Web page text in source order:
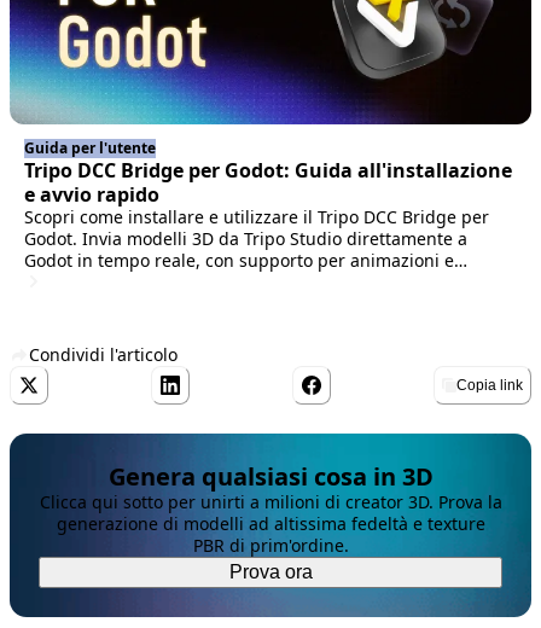
Guida per l'utente
Tripo DCC Bridge per Godot: Guida all'installazione
e avvio rapido
Scopri come installare e utilizzare il Tripo DCC Bridge per
Godot. Invia modelli 3D da Tripo Studio direttamente a
Godot in tempo reale, con supporto per animazioni e
Condividi l'articolo
Copia link
Genera qualsiasi cosa in 3D
Clicca qui sotto per unirti a milioni di creator 3D. Prova la
generazione di modelli ad altissima fedeltà e texture
PBR di prim'ordine.
Prova ora